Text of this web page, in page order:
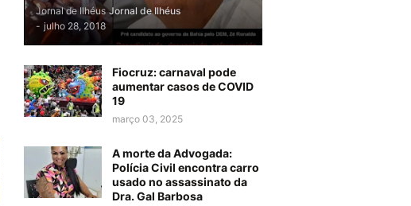
Jornal de Ilhéus Jornal de Ilhéus
- julho 28, 2018
Fiocruz: carnaval pode
aumentar casos de COVID
19
março 03, 2025
A morte da Advogada:
Polícia Civil encontra carro
usado no assassinato da
Dra. Gal Barbosa